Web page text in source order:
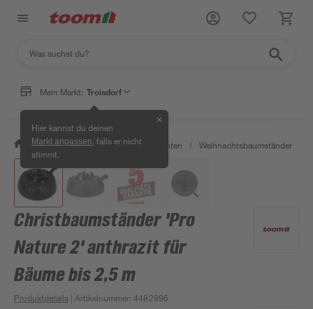
Mein Markt: Troisdorf
Hier kannst du deinen
Markt anpassen , falls er nicht
stimmt.
✕
/ Wohnen & Haushalt / Weihnachten / Weihnachtsbaumständer
Christbaumständer 'Pro
Nature 2' anthrazit für
Bäume bis 2,5 m
Produktdetails | Artikelnummer:4482996